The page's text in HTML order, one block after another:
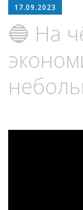
to
content
17.09.2023
🔵 На